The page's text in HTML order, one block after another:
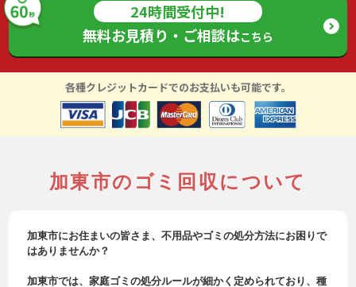
24時間受付中!
無料お見積り・ご相談はこちら
各種クレジットカードでのお支払いも可能です。
加東市のゴミ回収について
加東市にお住まいの皆さま、不用品やゴミの処分方法にお困りで
はありませんか？
加東市では、家庭ゴミの処分ルールが細かく定められており、種